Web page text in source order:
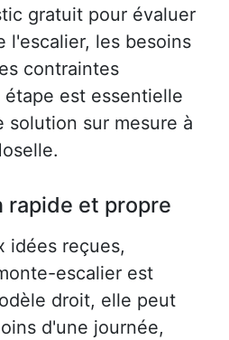
gratuit pour évaluer
l'escalier, les besoins
contraintes
est essentielle
solution sur mesure à
rapide et propre
idées reçues,
escalier est
droit, elle peut
d'une journée,